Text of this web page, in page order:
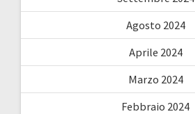
Agosto 2024
Aprile 2024
Marzo 2024
Febbraio 2024